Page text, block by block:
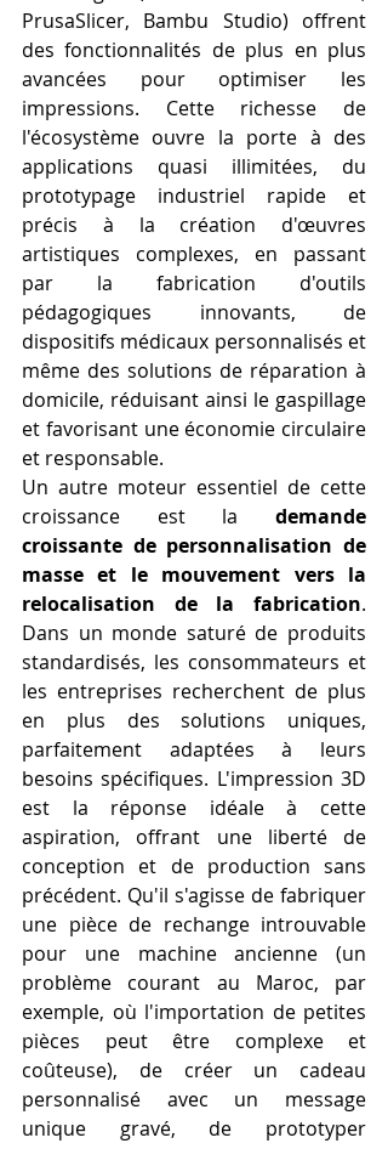
PrusaSlicer, Bambu Studio) offrent
des fonctionnalités de plus en plus
avancées pour optimiser les
impressions. Cette richesse de
l'écosystème ouvre la porte à des
applications quasi illimitées, du
prototypage industriel rapide et
précis à la création d'œuvres
artistiques complexes, en passant
par la fabrication d'outils
pédagogiques innovants, de
dispositifs médicaux personnalisés et
même des solutions de réparation à
domicile, réduisant ainsi le gaspillage
et favorisant une économie circulaire
et responsable.
Un autre moteur essentiel de cette
croissance est la demande
croissante de personnalisation de
masse et le mouvement vers la
relocalisation de la fabrication.
Dans un monde saturé de produits
standardisés, les consommateurs et
les entreprises recherchent de plus
en plus des solutions uniques,
parfaitement adaptées à leurs
besoins spécifiques. L'impression 3D
est la réponse idéale à cette
aspiration, offrant une liberté de
conception et de production sans
précédent. Qu'il s'agisse de fabriquer
une pièce de rechange introuvable
pour une machine ancienne (un
problème courant au Maroc, par
exemple, où l'importation de petites
pièces peut être complexe et
coûteuse), de créer un cadeau
personnalisé avec un message
unique gravé, de prototyper